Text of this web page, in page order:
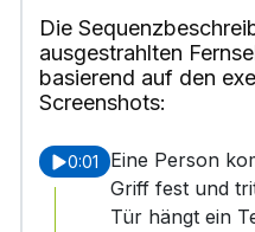
Die
ausgestrahlten
basierend auf den
Screenshots:
0:01
Eine Person
Griff fest und
Tür hängt ein